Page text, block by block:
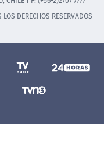
DERECHOS RESERVADOS